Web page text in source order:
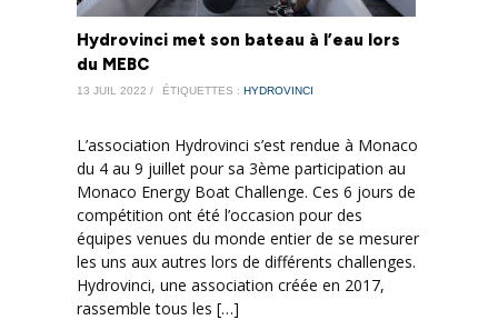
Hydrovinci met son bateau à l’eau lors
du MEBC
13 JUIL 2022 / ÉTIQUETTES : HYDROVINCI
L’association Hydrovinci s’est rendue à Monaco
du 4 au 9 juillet pour sa 3ème participation au
Monaco Energy Boat Challenge. Ces 6 jours de
compétition ont été l’occasion pour des
équipes venues du monde entier de se mesurer
les uns aux autres lors de différents challenges.
Hydrovinci, une association créée en 2017,
rassemble tous les […]